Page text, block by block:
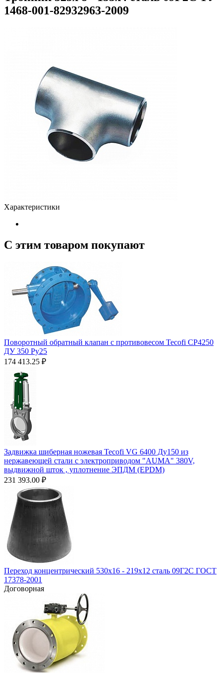
1468-001-82932963-2009
Характеристики
С этим товаром покупают
Поворотный обратный клапан с противовесом Tecofi CP4250
ДУ 350 Ру25
174 413.25 ₽
Задвижка шиберная ножевая Tecofi VG 6400 Ду150 из
нержавеющей стали с электроприводом "AUMA" 380V,
выдвижной шток , уплотнение ЭПДМ (EPDM)
231 393.00 ₽
Переход концентрический 530х16 - 219х12 сталь 09Г2С ГОСТ
17378-2001
Договорная